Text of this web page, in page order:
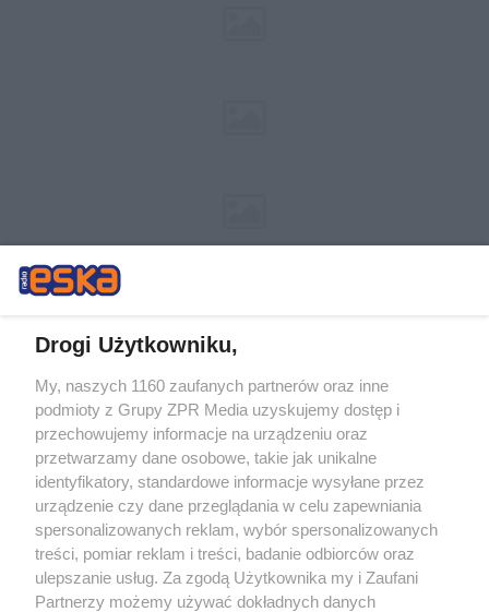
Żaden utwór zamieszczony w serwisie nie może być powielany i
rozpowszechniany lub dalej rozpowszechniany w jakikolwiek sposób (w
tym także elektroniczny lub mechaniczny) na jakimkolwiek polu
eksploatacji w jakiejkolwiek formie, włącznie z umieszczaniem w
Internecie bez pisemnej zgody właściciela praw. Jakiekolwiek użycie lub
wykorzystanie utworów w całości lub w części z naruszeniem prawa,
tzn. bez właściwej zgody, jest zabronione pod groźbą kary i może być
ścigane prawnie.
Drogi Użytkowniku,
My, naszych 1160 zaufanych partnerów oraz inne
podmioty z Grupy ZPR Media uzyskujemy dostęp i
przechowujemy informacje na urządzeniu oraz
przetwarzamy dane osobowe, takie jak unikalne
identyfikatory, standardowe informacje wysyłane przez
urządzenie czy dane przeglądania w celu zapewniania
spersonalizowanych reklam, wybór spersonalizowanych
treści, pomiar reklam i treści, badanie odbiorców oraz
ulepszanie usług. Za zgodą Użytkownika my i Zaufani
Partnerzy możemy używać dokładnych danych